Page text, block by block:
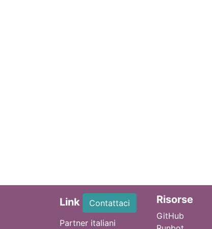
Link
Contattaci
Partner italiani
Risorse
GitHub